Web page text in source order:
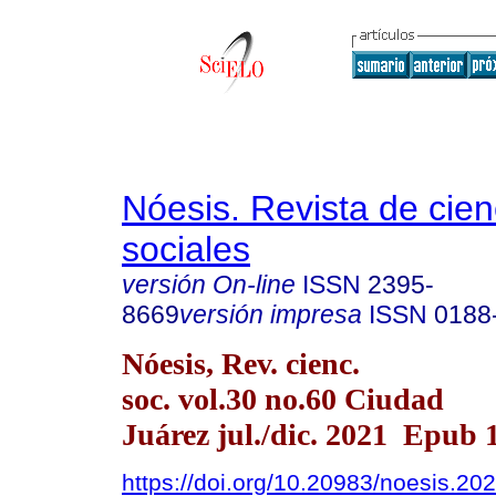
Nóesis. Revista de
sociales
versión On-line ISSN 2395-
8669versión impresa ISSN
Nóesis, Rev. cienc.
soc. vol.30 no.60 Ciudad
Juárez jul./dic. 2021 Epub
https://doi.org/10.20983/